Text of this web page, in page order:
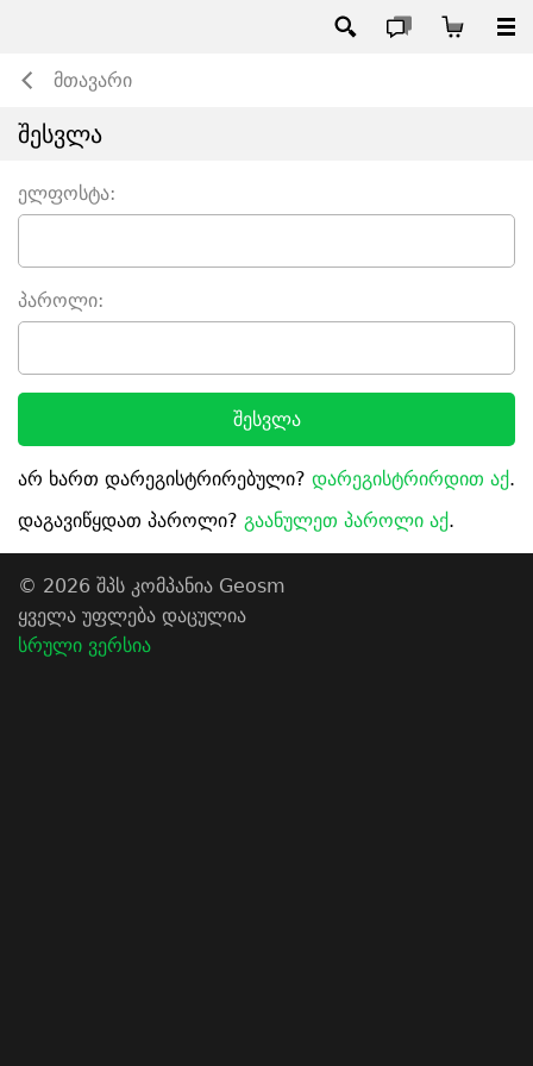
მთავარი
შესვლა
ელფოსტა:
პაროლი:
შესვლა
არ ხართ დარეგისტრირებული? დარეგისტრირდით აქ.
დაგავიწყდათ პაროლი? გაანულეთ პაროლი აქ.
© 2026 შპს კომპანია Geosm
ყველა უფლება დაცულია
სრული ვერსია